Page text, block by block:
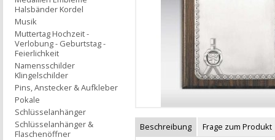
Beschreibung
Frage zum Produkt
Halsbänder Kordel
Musik
Muttertag Hochzeit -
Verlobung - Geburtstag -
Feierlichkeit
Namensschilder
Klingelschilder
Pins, Anstecker & Aufkleber
Pokale
Schlüsselanhänger
Schlüsselanhänger &
Flaschenöffner